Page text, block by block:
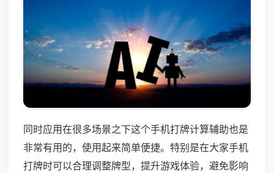
同时应用在很多场景之下这个手机打牌计算辅助也是
非常有用的，使用起来简单便捷。特别是在大家手机
打牌时可以合理调整牌型，提升游戏体验，避免影响